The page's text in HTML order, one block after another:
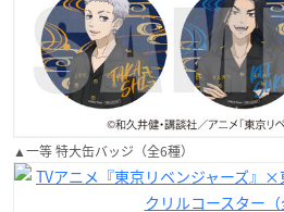
▲一等 特大缶バッジ（全6種）